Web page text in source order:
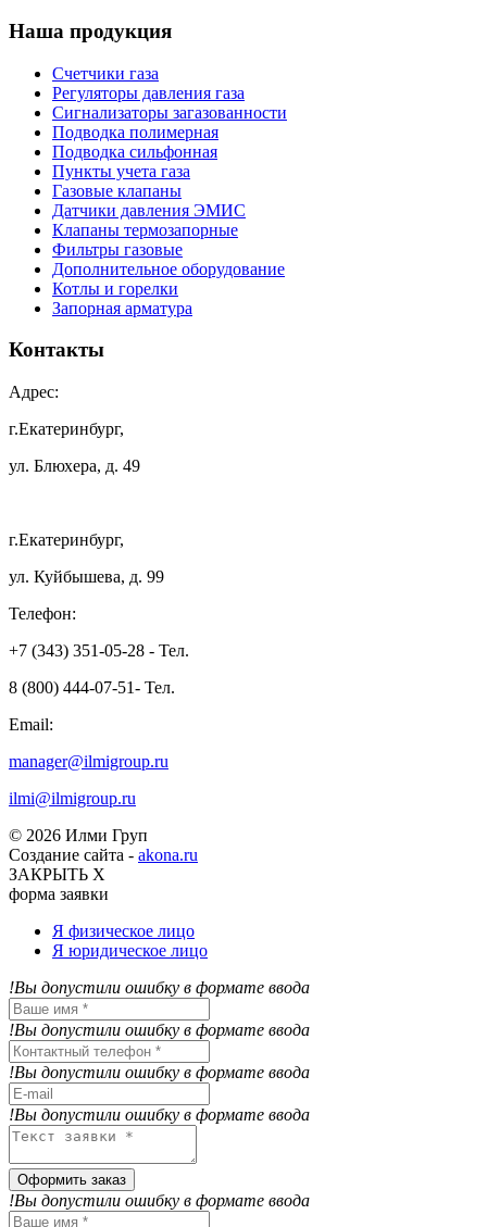
Наша продукция
Счетчики газа
Регуляторы давления газа
Сигнализаторы загазованности
Подводка полимерная
Подводка сильфонная
Пункты учета газа
Газовые клапаны
Датчики давления ЭМИС
Клапаны термозапорные
Фильтры газовые
Дополнительное оборудование
Котлы и горелки
Запорная арматура
Контакты
Адрес:
г.Екатеринбург,
ул. Блюхера, д. 49
г.Екатеринбург,
ул. Куйбышева, д. 99
Телефон:
+7 (343) 351-05-28 - Тел.
8 (800) 444-07-51- Тел.
Email:
manager@ilmigroup.ru
ilmi@ilmigroup.ru
© 2026 Илми Груп
Создание сайта - akona.ru
ЗАКРЫТЬ Х
форма заявки
Я физическое лицо
Я юридическое лицо
!Вы допустили ошибку в формате ввода
!Вы допустили ошибку в формате ввода
!Вы допустили ошибку в формате ввода
!Вы допустили ошибку в формате ввода
Оформить заказ
!Вы допустили ошибку в формате ввода